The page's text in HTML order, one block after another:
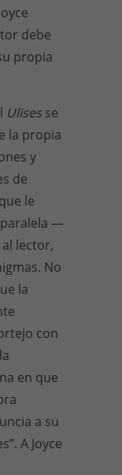
debe
propia
Ulises se
la propia
y
de
le
paralela —
lector,
No
la
con
en que
a su
A Joyce